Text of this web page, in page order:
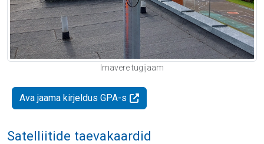
Imavere tugijaam
Ava jaama kirjeldus GPA-s
Satelliitide taevakaardid